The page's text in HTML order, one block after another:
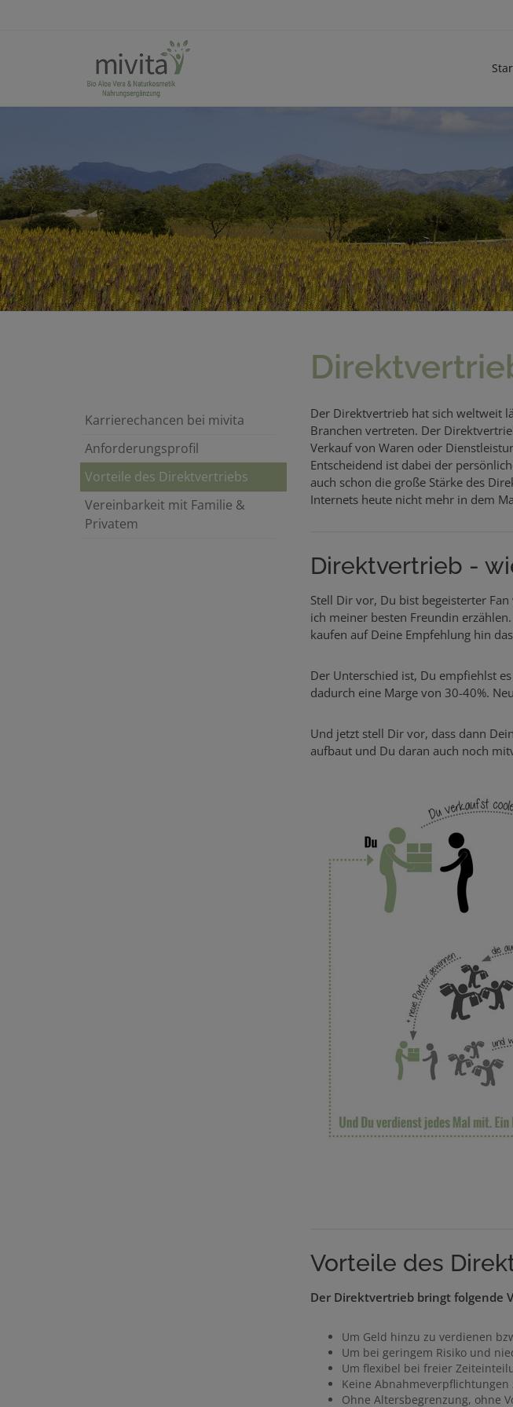
Der Direktvertrieb hat sich weltweit
Branchen vertreten. Der
Verkauf von Waren oder
Entscheidend ist dabei der
auch schon die große Stärke des
Internets heute nicht mehr in dem
Direktvertrieb -
Stell Dir vor, Du bist begeisterter
ich meiner besten Freundin
kaufen auf Deine Empfehlung hin
Der Unterschied ist, Du empfiehlst
dadurch eine Marge von 30-40%.
Und jetzt stell Dir vor, dass dann
aufbaut und Du daran auch noch
Vorteile des
Der Direktvertrieb bringt folgende
Um Geld hinzu zu verdienen
Um bei geringem Risiko und
Um flexibel bei freier
Keine Abnahmeverpflichtungen
Ohne Altersbegrenzung, ohne
Karrierechancen bei mivita
Anforderungsprofil
Vorteile des Direktvertriebs
Vereinbarkeit mit Familie &
Privatem